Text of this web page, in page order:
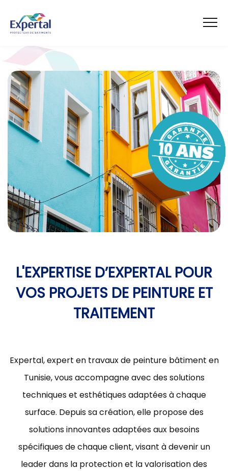
L'EXPERTISE D’EXPERTAL POUR
VOS PROJETS DE PEINTURE ET
TRAITEMENT
Expertal, expert en travaux de peinture bâtiment en
Tunisie, vous accompagne avec des solutions
techniques et esthétiques adaptées à chaque
surface. Depuis sa création, elle propose des
solutions innovantes adaptées aux besoins
spécifiques de chaque client, visant à devenir un
leader dans la protection et la valorisation des